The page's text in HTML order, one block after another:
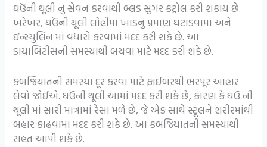
ઘઉંની થૂલી નું સેવન કરવાથી બ્લડ સુગર કંટ્રોલ કરી શકાય છે.
ખરેખર, ઘઉંની થૂલી લોહીમાં ખાંડનું પ્રમાણ ઘટાડવામાં અને
ઇન્સ્યુલિન માં વધારો કરવામાં મદદ કરી શકે છે. આ
ડાયાબિટીસની સમસ્યાથી બચવા માટે મદદ કરી શકે છે.
કબજિયાતની સમસ્યા દૂર કરવા માટે ફાઈબરથી ભરપૂર આહાર
લેવો જોઈએ. ઘઉંની થૂલી આમાં મદદ કરી શકે છે, કારણ કે ઘઉ ની
થૂલી માં સારી માત્રામાં રેસા મળે છે, જે એક સાથે સ્ટૂલને શરીરમાંથી
બહાર કાઢવામાં મદદ કરી શકે છે. આ કબજિયાતની સમસ્યાથી
રાહત આપી શકે છે.